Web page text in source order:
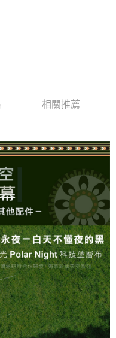
帳。
將跳轉至「AFTEE先享後付」
但若您需要取消訂單，請聯絡
問，請聯繫「AFTEE先享後付
support/home
先享後付」服務完成之交
並將交易相關給付款項請求債
：
監護人之同意方可使用
之損失，本公司不負相關責
帳號之用戶狀況，依本公司即
之情形，本公司將視審查結果
冊。若發現惡意使用之情形，
用額度並採取法律行動。
費
相關推薦